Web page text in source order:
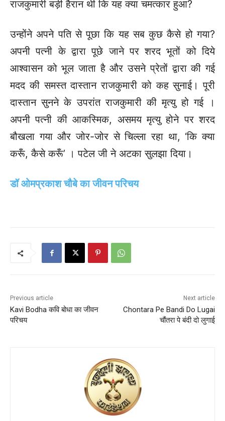
राजकुमारी बड़ी हैरान थी कि यह क्या चमत्कार हुआ?
उन्होंने अपने पति से पूछा कि यह सब कुछ कैसे हो गया?
अपनी पत्नी के द्वारा पूछे जाने पर शरद भूतों को दिये
आश्वासन को भूल जाता है और उसने प्रेतों द्वारा की गई
मदद की समस्त दास्तान राजकुमारी को कह सुनाई। पूरी
दास्तान सुनने के उपरांत राजकुमारी की मृत्यु हो गई ।
अपनी पत्नी की आकस्मिक, असमय मृत्यु होने पर शरद
बौखला गया और जोर-जोर से चिल्ला रहा था, ‘कि क्या
करूँ, कैसे करूँ’ । पटेल जी ने अटका सुलझा दिया।
डॉ ओमप्रकाश चौबे का जीवन परिचय
Previous article
Kavi Bodha कवि बोधा का जीवन
परिचय
Next article
Chontara Pe Bandi Do Lugai
चौंतरा पे बंदी दो लुगाई